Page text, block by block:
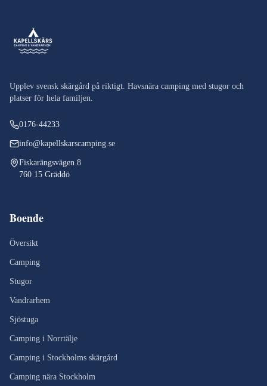
Upplev svensk skärgård på riktigt. Havsnära camping med stugor och
platser för hela familjen.
0176-44233
info@kapellskarscamping.se
Fiskarängsvägen 8
760 15 Gräddö
Boende
Översikt
Camping
Stugor
Vandrarhem
Sjöstuga
Camping i Norrtälje
Camping i Stockholms skärgård
Camping nära Stockholm